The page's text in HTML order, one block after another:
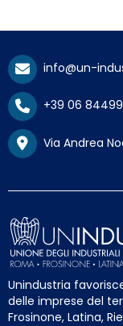
info@un-
+39 06
Via Andrea
Unindustria
delle imprese del
Frosinone, Latina,